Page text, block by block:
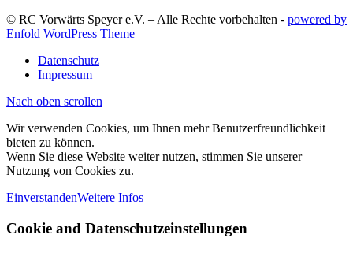
© RC Vorwärts Speyer e.V. – Alle Rechte vorbehalten - powered by
Enfold WordPress Theme
Datenschutz
Impressum
Nach oben scrollen
Wir verwenden Cookies, um Ihnen mehr Benutzerfreundlichkeit
bieten zu können.
Wenn Sie diese Website weiter nutzen, stimmen Sie unserer
Nutzung von Cookies zu.
EinverstandenWeitere Infos
Cookie and Datenschutzeinstellungen